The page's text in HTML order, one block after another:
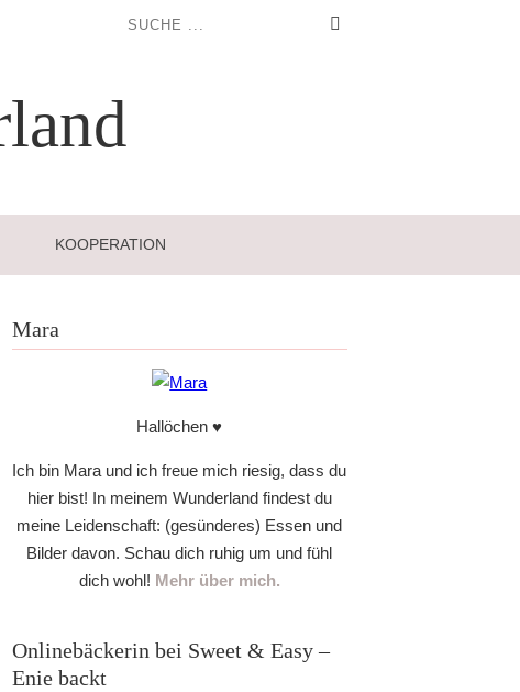
KOOPERATION
Mara
Hallöchen ♥
Ich bin Mara und ich freue mich riesig, dass du
hier bist! In meinem Wunderland findest du
meine Leidenschaft: (gesünderes) Essen und
Bilder davon. Schau dich ruhig um und fühl
dich wohl! Mehr über mich.
Onlinebäckerin bei Sweet & Easy –
Enie backt